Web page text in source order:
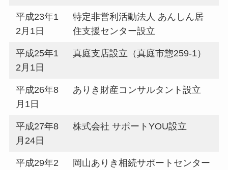
平成23年1
2月1日
特定非営利活動法人 あんしん居
住支援センター設立
平成25年1
2月1日
真庭支店設立（真庭市惣259-1）
平成26年8
月1日
ありき財産コンサルタント設立
平成27年8
月24日
株式会社 サポートYOU設立
平成29年2
岡山ありき相続サポートセンター